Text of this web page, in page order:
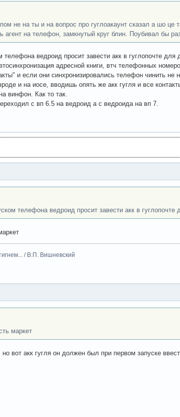
не на ты и на вопрос про гуглоакаунт сказал а шо
агент на телефон, замкнутый круг блин. Поубивал бы
ведроид просит завести акк в гуглопочте
адресной книги, втч телефонных
и если они синхронизировались телефон чинить
и на иосе, вводишь опять же акк гугля и все
винфон. Как то так.
с вп 6.5 на ведроид а с ведроида на вп 7.
телефона ведроид просит завести акк в гуглопочте
/ В.П. Вишневский
маркет
вот акк гугля он должен был при первом запуске